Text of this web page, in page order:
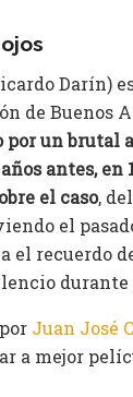
Darín)
de Buenos
por un brutal
antes, en
el caso,
el
el recuerdo
durante
Juan José
a mejor